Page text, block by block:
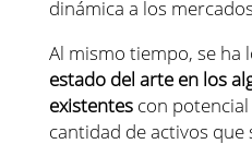
dinámica a los
Al mismo tiempo, se ha
estado del arte en los
existentescon potencial
cantidad de activos